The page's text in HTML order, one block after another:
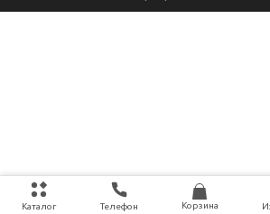
Каталог Телефон Корзина